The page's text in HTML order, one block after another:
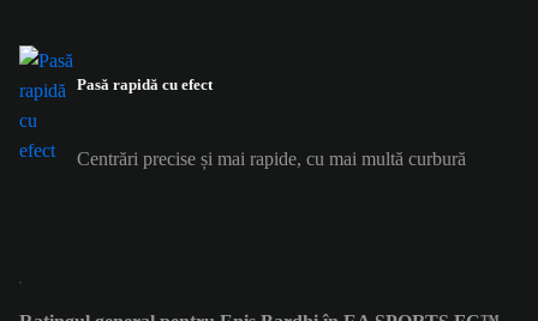
Pasă rapidă cu efect
Centrări precise și mai rapide, cu mai multă curbură